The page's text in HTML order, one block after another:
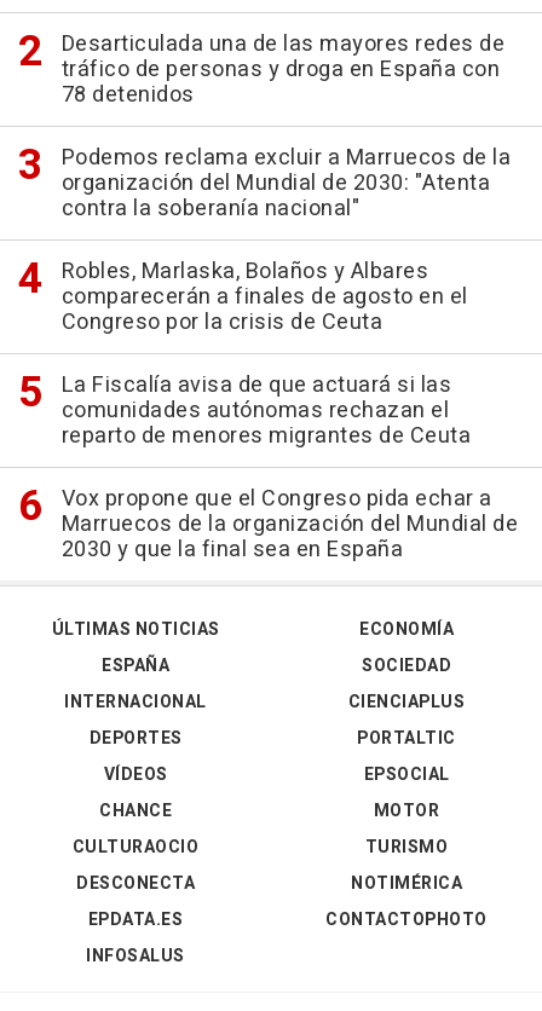
Desarticulada una de las mayores redes de
tráfico de personas y droga en España con
78 detenidos
Podemos reclama excluir a Marruecos de la
organización del Mundial de 2030: "Atenta
contra la soberanía nacional"
Robles, Marlaska, Bolaños y Albares
comparecerán a finales de agosto en el
Congreso por la crisis de Ceuta
La Fiscalía avisa de que actuará si las
comunidades autónomas rechazan el
reparto de menores migrantes de Ceuta
Vox propone que el Congreso pida echar a
Marruecos de la organización del Mundial de
2030 y que la final sea en España
ÚLTIMAS NOTICIAS
ESPAÑA
INTERNACIONAL
DEPORTES
VÍDEOS
ECONOMÍA
SOCIEDAD
CIENCIAPLUS
PORTALTIC
EPSOCIAL
CHANCE
CULTURAOCIO
DESCONECTA
EPDATA.ES
INFOSALUS
MOTOR
TURISMO
NOTIMÉRICA
CONTACTOPHOTO